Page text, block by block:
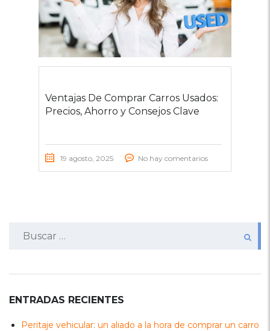
Ventajas De Comprar Carros Usados:
Precios, Ahorro y Consejos Clave
19 agosto, 2025 No hay comentarios
ENTRADAS RECIENTES
Peritaje vehicular: un aliado a la hora de comprar un carro